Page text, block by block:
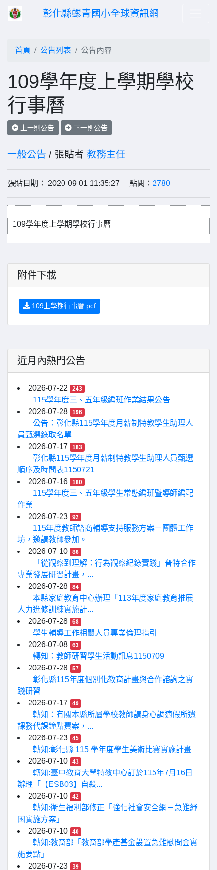
彰化縣螺青國小全球資訊網
首頁 公告列表 公告內容
109學年度上學期學校
行事曆
上一則公告 下一則公告
一般公告 / 張貼者 教務主任
張貼日期： 2020-09-01 11:35:27 點閱： 2780
109學年度上學期學校行事曆
附件下載
109上學期行事曆.pdf
近月內熱門公告
2026-07-22 243
115學年度三、五年級編班作業結果公告
2026-07-28
196
公告：彰化縣115學年度月薪制特教學生助理人
員甄選錄取名單
2026-07-17
183
彰化縣115學年度月薪制特教學生助理人員甄選
順序及時間表1150721
2026-07-16
180
115學年度三、五年級學生常態編班暨導師編配
作業
2026-07-23
92
115年度教師諮商輔導支持服務方案－團體工作
坊，邀請教師參加。
2026-07-10
88
「從觀察到理解：行為觀察紀錄實踐」普特合作
專業發展研習計畫，...
2026-07-28
84
本縣家庭教育中心辦理「113年度家庭教育推展
人力進修訓練實施計...
2026-07-28
68
學生輔導工作相關人員專業倫理指引
2026-07-08
63
轉知：教師研習學生活動訊息1150709
2026-07-28
57
彰化縣115年度個別化教育計畫與合作諮詢之實
踐研習
2026-07-17
49
轉知：有關本縣所屬學校教師請身心調適假所遺
課務代課鐘點費案，...
2026-07-23
45
轉知:彰化縣 115 學年度學生美術比賽實施計畫
2026-07-10
43
轉知:臺中教育大學特教中心訂於115年7月16日
辦理「【ESB03】自殺...
2026-07-10
42
轉知:衛生福利部修正「強化社會安全網－急難紓
困實施方案」
2026-07-10
40
轉知:教育部「教育部學產基金設置急難慰問金實
施要點」
2026-07-23
39